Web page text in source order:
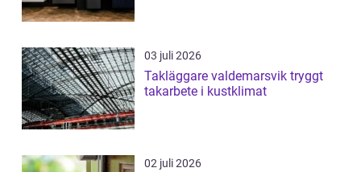
03 juli 2026
Takläggare valdemarsvik tryggt
takarbete i kustklimat
02 juli 2026